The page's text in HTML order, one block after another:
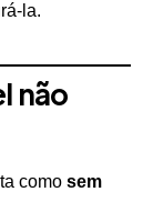
la.
não
como sem